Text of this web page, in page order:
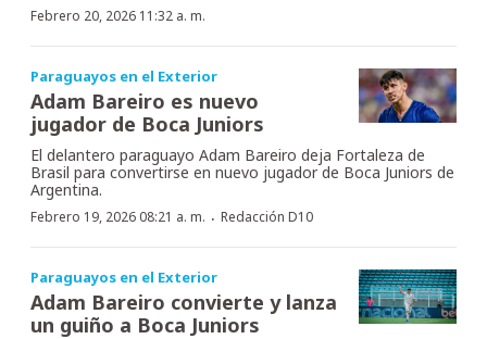
Febrero 20, 2026 11:32 a. m.
Paraguayos en el Exterior
Adam Bareiro es nuevo
jugador de Boca Juniors
El delantero paraguayo Adam Bareiro deja Fortaleza de
Brasil para convertirse en nuevo jugador de Boca Juniors de
Argentina.
Febrero 19, 2026 08:21 a. m. · Redacción D10
Paraguayos en el Exterior
Adam Bareiro convierte y lanza
un guiño a Boca Juniors